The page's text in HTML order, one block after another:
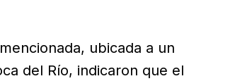
ubicada a un
del Río, indicaron que el